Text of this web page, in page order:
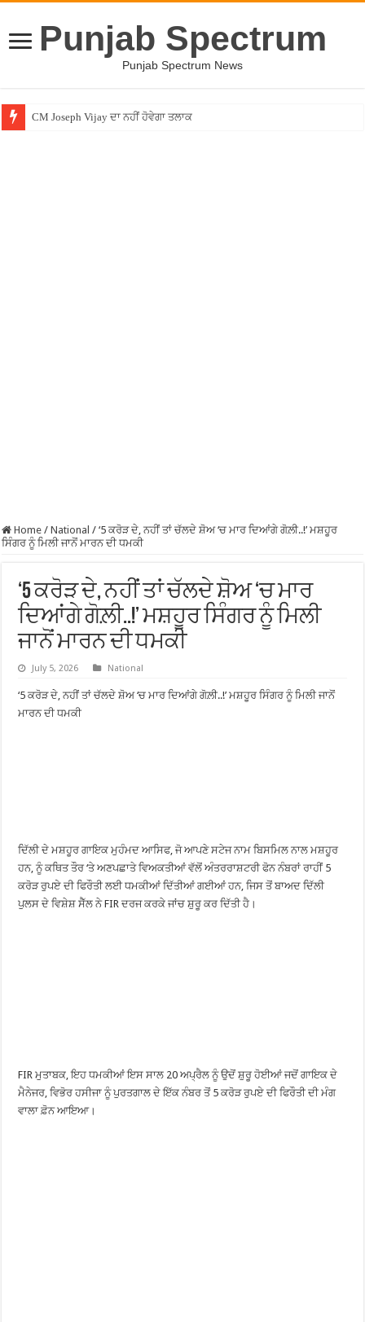
Punjab Spectrum
Punjab Spectrum News
CM Joseph Vijay ਦਾ ਨਹੀਂ ਹੋਵੇਗਾ ਤਲਾਕ
Entertainment News – ਕਮੇਡੀਅਨ ਚੰਦਨ ਪ੍ਰਭਾਕਰ ਦਾ ਖੁਲਾਸਾ ! ”ਲਾਫਟਰ ਚੈਲੇਂਜ”
Home / National / ‘5 ਕਰੋੜ ਦੇ, ਨਹੀਂ ਤਾਂ ਚੱਲਦੇ ਸ਼ੋਅ ‘ਚ ਮਾਰ ਦਿਆਂਗੇ ਗੋਲ਼ੀ..!’ ਮਸ਼ਹੂਰ
ਸਿੰਗਰ ਨੂੰ ਮਿਲੀ ਜਾਨੋਂ ਮਾਰਨ ਦੀ ਧਮਕੀ
‘5 ਕਰੋੜ ਦੇ, ਨਹੀਂ ਤਾਂ ਚੱਲਦੇ ਸ਼ੋਅ ‘ਚ ਮਾਰ
ਦਿਆਂਗੇ ਗੋਲ਼ੀ..!’ ਮਸ਼ਹੂਰ ਸਿੰਗਰ ਨੂੰ ਮਿਲੀ
ਜਾਨੋਂ ਮਾਰਨ ਦੀ ਧਮਕੀ
July 5, 2026 National
‘5 ਕਰੋੜ ਦੇ, ਨਹੀਂ ਤਾਂ ਚੱਲਦੇ ਸ਼ੋਅ ‘ਚ ਮਾਰ ਦਿਆਂਗੇ ਗੋਲ਼ੀ..!’ ਮਸ਼ਹੂਰ ਸਿੰਗਰ ਨੂੰ ਮਿਲੀ ਜਾਨੋਂ
ਮਾਰਨ ਦੀ ਧਮਕੀ
ਦਿੱਲੀ ਦੇ ਮਸ਼ਹੂਰ ਗਾਇਕ ਮੁਹੰਮਦ ਆਸਿਫ, ਜੋ ਆਪਣੇ ਸਟੇਜ ਨਾਮ ਬਿਸਮਿਲ ਨਾਲ ਮਸ਼ਹੂਰ
ਹਨ, ਨੂੰ ਕਥਿਤ ਤੌਰ ‘ਤੇ ਅਣਪਛਾਤੇ ਵਿਅਕਤੀਆਂ ਵੱਲੋਂ ਅੰਤਰਰਾਸ਼ਟਰੀ ਫੋਨ ਨੰਬਰਾਂ ਰਾਹੀਂ 5
ਕਰੋੜ ਰੁਪਏ ਦੀ ਫਿਰੌਤੀ ਲਈ ਧਮਕੀਆਂ ਦਿੱਤੀਆਂ ਗਈਆਂ ਹਨ, ਜਿਸ ਤੋਂ ਬਾਅਦ ਦਿੱਲੀ
ਪੁਲਸ ਦੇ ਵਿਸ਼ੇਸ਼ ਸੈੱਲ ਨੇ FIR ਦਰਜ ਕਰਕੇ ਜਾਂਚ ਸ਼ੁਰੂ ਕਰ ਦਿੱਤੀ ਹੈ।
FIR ਮੁਤਾਬਕ, ਇਹ ਧਮਕੀਆਂ ਇਸ ਸਾਲ 20 ਅਪ੍ਰੈਲ ਨੂੰ ਉਦੋਂ ਸ਼ੁਰੂ ਹੋਈਆਂ ਜਦੋਂ ਗਾਇਕ ਦੇ
ਮੈਨੇਜਰ, ਵਿਭੋਰ ਹਸੀਜਾ ਨੂੰ ਪੁਰਤਗਾਲ ਦੇ ਇੱਕ ਨੰਬਰ ਤੋਂ 5 ਕਰੋੜ ਰੁਪਏ ਦੀ ਫਿਰੌਤੀ ਦੀ ਮੰਗ
ਵਾਲਾ ਫ਼ੋਨ ਆਇਆ।